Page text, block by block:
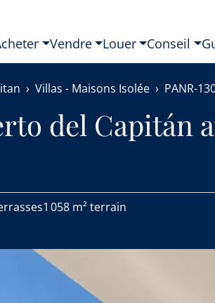
Vendre Louer Conseil
Villas - Maisons Isolée PANR-
del Capitán
1 058 m² terrain